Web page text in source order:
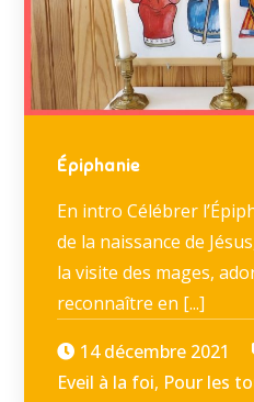
Épiphanie
En intro Célébrer
de la naissance de
la visite des mages,
reconnaître en [...]
14 décembre 2021
Eveil à la foi, Pour les